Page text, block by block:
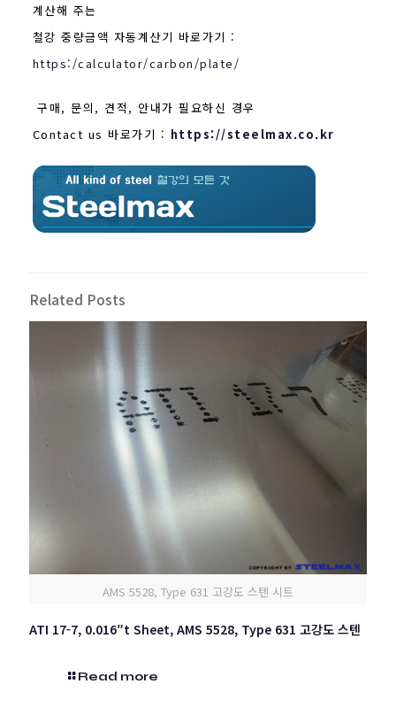
계산해 주는
철강 중량금액 자동계산기 바로가기 :
https:/calculator/carbon/plate/
구매, 문의, 견적, 안내가 필요하신 경우
Contact us 바로가기 : https://steelmax.co.kr
Related Posts
AMS 5528, Type 631 고강도 스텐 시트
ATI 17-7, 0.016″t Sheet, AMS 5528, Type 631 고강도 스텐
Read more